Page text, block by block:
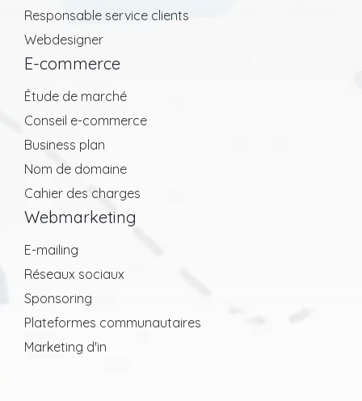
Responsable service clients
Webdesigner
E-commerce
Étude de marché
Conseil e-commerce
Business plan
Nom de domaine
Cahier des charges
Webmarketing
E-mailing
Réseaux sociaux
Sponsoring
Plateformes communautaires
Marketing d'in